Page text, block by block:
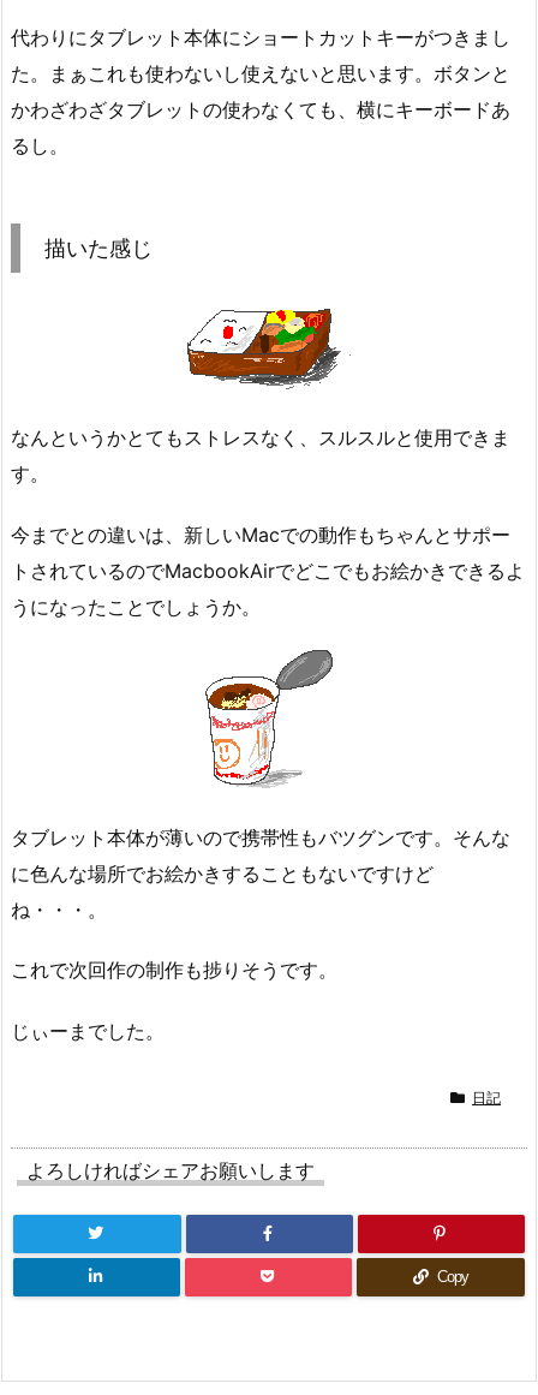
代わりにタブレット本体にショートカットキーがつきまし
た。まぁこれも使わないし使えないと思います。ボタンと
かわざわざタブレットの使わなくても、横にキーボードあ
るし。
描いた感じ
なんというかとてもストレスなく、スルスルと使用できま
す。
今までとの違いは、新しいMacでの動作もちゃんとサポー
トされているのでMacbookAirでどこでもお絵かきできるよ
うになったことでしょうか。
タブレット本体が薄いので携帯性もバツグンです。そんな
に色んな場所でお絵かきすることもないですけど
ね・・・。
これで次回作の制作も捗りそうです。
じぃーまでした。
日記
よろしければシェアお願いします
Copy